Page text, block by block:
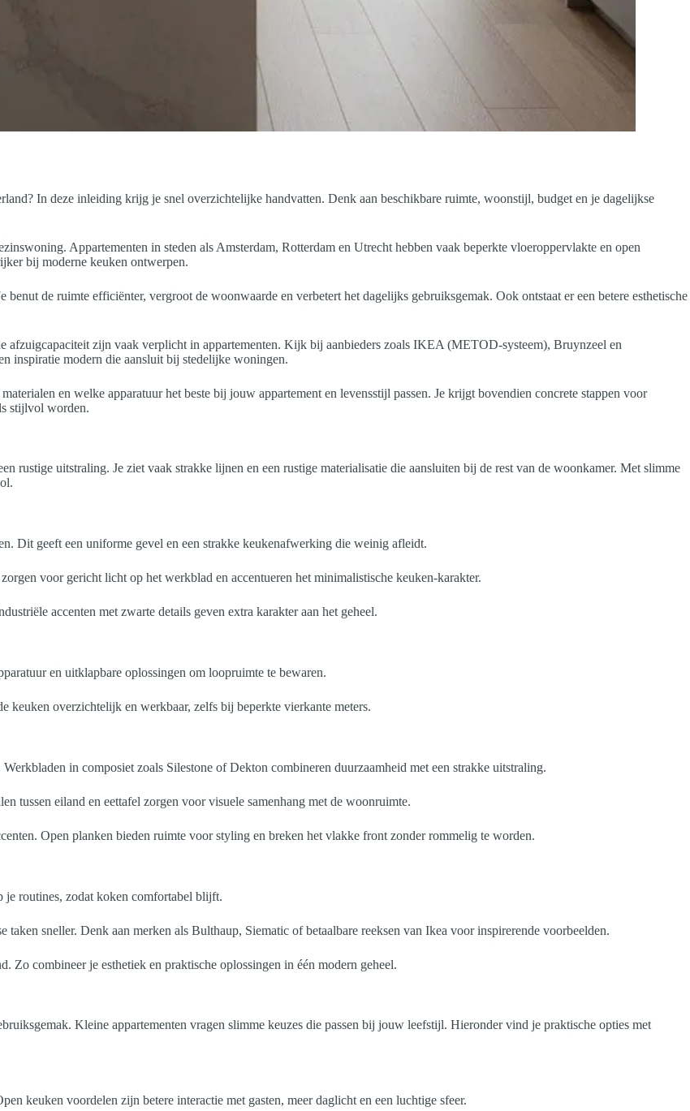
In deze inleiding krijg je snel overzichtelijke handvatten. Denk aan beschikbare ruimte, woonstijl, budget en je dagelijkse
Appartementen in steden als Amsterdam, Rotterdam en Utrecht hebben vaak beperkte vloeroppervlakte en open
bij moderne keuken ontwerpen.
de ruimte efficiënter, vergroot de woonwaarde en verbetert het dagelijks gebruiksgemak. Ook ontstaat er een betere esthetische
afzuigcapaciteit zijn vaak verplicht in appartementen. Kijk bij aanbieders zoals IKEA (METOD-systeem), Bruynzeel en
inspiratie modern die aansluit bij stedelijke woningen.
en welke apparatuur het beste bij jouw appartement en levensstijl passen. Je krijgt bovendien concrete stappen voor
stijlvol worden.
rustige uitstraling. Je ziet vaak strakke lijnen en een rustige materialisatie die aansluiten bij de rest van de woonkamer. Met slimme
Dit geeft een uniforme gevel en een strakke keukenafwerking die weinig afleidt.
voor gericht licht op het werkblad en accentueren het minimalistische keuken-karakter.
accenten met zwarte details geven extra karakter aan het geheel.
en uitklapbare oplossingen om loopruimte te bewaren.
keuken overzichtelijk en werkbaar, zelfs bij beperkte vierkante meters.
in composiet zoals Silestone of Dekton combineren duurzaamheid met een strakke uitstraling.
tussen eiland en eettafel zorgen voor visuele samenhang met de woonruimte.
Open planken bieden ruimte voor styling en breken het vlakke front zonder rommelig te worden.
je routines, zodat koken comfortabel blijft.
sneller. Denk aan merken als Bulthaup, Siematic of betaalbare reeksen van Ikea voor inspirerende voorbeelden.
combineer je esthetiek en praktische oplossingen in één modern geheel.
Kleine appartementen vragen slimme keuzes die passen bij jouw leefstijl. Hieronder vind je praktische opties met
keuken voordelen zijn betere interactie met gasten, meer daglicht en een luchtige sfeer.